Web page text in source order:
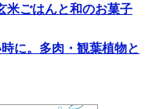
米ごはんと和のお菓子
に。多肉・観葉植物と